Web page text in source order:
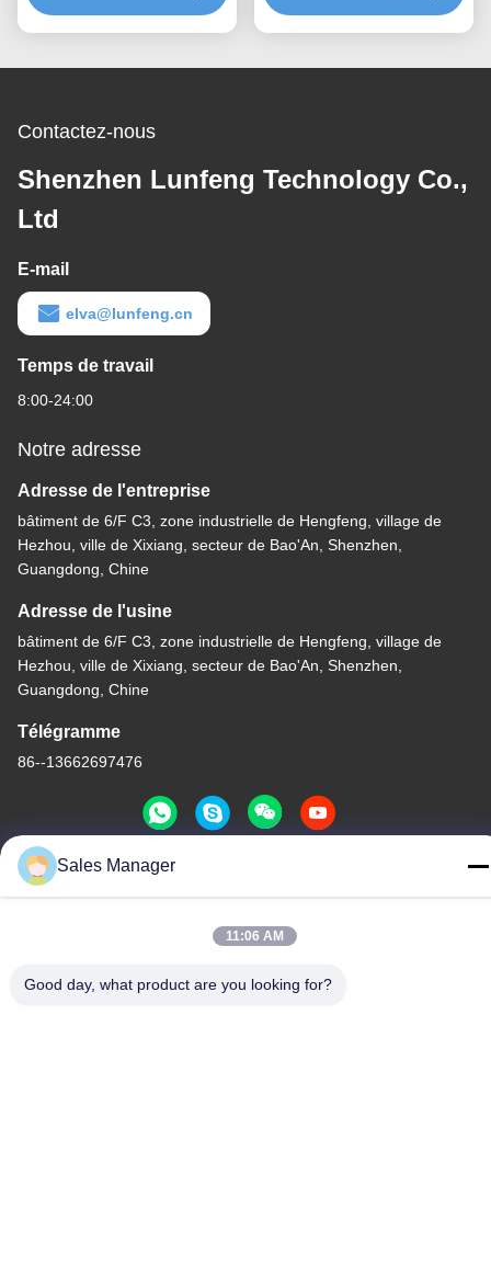
matériel de polyester
Contactez-nous
Shenzhen Lunfeng Technology Co.,
Ltd
E-mail
elva@lunfeng.cn
Temps de travail
8:00-24:00
Notre adresse
Adresse de l'entreprise
bâtiment de 6/F C3, zone industrielle de Hengfeng, village de
Hezhou, ville de Xixiang, secteur de Bao'An, Shenzhen,
Guangdong, Chine
Adresse de l'usine
bâtiment de 6/F C3, zone industrielle de Hengfeng, village de
Hezhou, ville de Xixiang, secteur de Bao'An, Shenzhen,
Guangdong, Chine
Télégramme
86--13662697476
Chine Bonne qualité Contact à membrane de dôme en métal Le
les droits réservés.
Sales Manager
11:06 AM
Good day, what product are you looking for?